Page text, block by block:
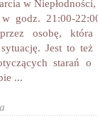
w
godz. 21:00-
osobę, która
Jest to też
starań o
...